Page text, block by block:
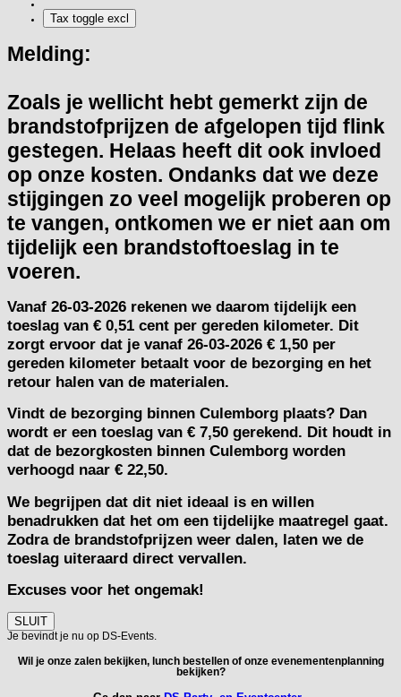
Melding:
Zoals je wellicht hebt gemerkt zijn de
brandstofprijzen de afgelopen tijd flink
gestegen. Helaas heeft dit ook invloed
op onze kosten. Ondanks dat we deze
stijgingen zo veel mogelijk proberen op
te vangen, ontkomen we er niet aan om
tijdelijk een brandstoftoeslag in te
voeren.
Vanaf 26-03-2026 rekenen we daarom tijdelijk een
toeslag van € 0,51 cent per gereden kilometer. Dit
zorgt ervoor dat je vanaf 26-03-2026 € 1,50 per
gereden kilometer betaalt voor de bezorging en het
retour halen van de materialen.
Vindt de bezorging binnen Culemborg plaats? Dan
wordt er een toeslag van € 7,50 gerekend. Dit houdt in
dat de bezorgkosten binnen Culemborg worden
verhoogd naar € 22,50.
We begrijpen dat dit niet ideaal is en willen
benadrukken dat het om een tijdelijke maatregel gaat.
Zodra de brandstofprijzen weer dalen, laten we de
toeslag uiteraard direct vervallen.
Excuses voor het ongemak!
SLUIT
Je bevindt je nu op DS-Events.
Wil je onze zalen bekijken, lunch bestellen of onze evenementenplanning
bekijken?